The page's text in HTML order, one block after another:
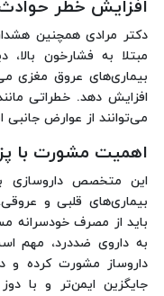
افزایش خطر
دکتر مرادی همچنین
مبتلا به فشارخون
بیماری‌های عروق مغزی
افزایش دهد. خطراتی
می‌توانند از عوارض جانبی
اهمیت مشورت با
این متخصص داروسازی
بیماری‌های قلبی و
باید از مصرف خودسرانه
به داروی ضددرد، مهم
داروساز مشورت کرده و
جایگزین ایمن‌تر و با